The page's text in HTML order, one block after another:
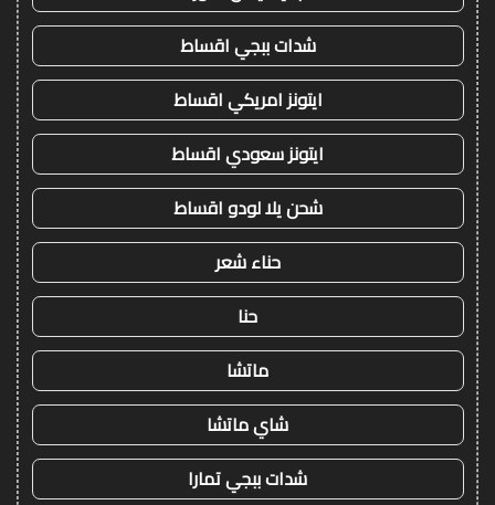
شدات ببجي اقساط
ايتونز امريكي اقساط
ايتونز سعودي اقساط
شحن يلا لودو اقساط
حناء شعر
حنا
ماتشا
شاي ماتشا
شدات ببجي تمارا